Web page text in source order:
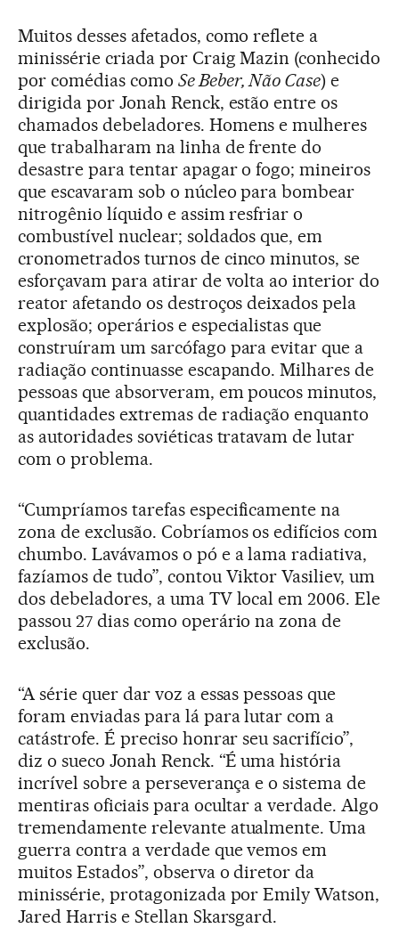
Muitos desses afetados, como reflete a
minissérie criada por Craig Mazin (conhecido
por comédias como Se Beber, Não Case) e
dirigida por Jonah Renck, estão entre os
chamados debeladores. Homens e mulheres
que trabalharam na linha de frente do
desastre para tentar apagar o fogo; mineiros
que escavaram sob o núcleo para bombear
nitrogênio líquido e assim resfriar o
combustível nuclear; soldados que, em
cronometrados turnos de cinco minutos, se
esforçavam para atirar de volta ao interior do
reator afetando os destroços deixados pela
explosão; operários e especialistas que
construíram um sarcófago para evitar que a
radiação continuasse escapando. Milhares de
pessoas que absorveram, em poucos minutos,
quantidades extremas de radiação enquanto
as autoridades soviéticas tratavam de lutar
com o problema.
“Cumpríamos tarefas especificamente na
zona de exclusão. Cobríamos os edifícios com
chumbo. Lavávamos o pó e a lama radiativa,
fazíamos de tudo”, contou Viktor Vasiliev, um
dos debeladores, a uma TV local em 2006. Ele
passou 27 dias como operário na zona de
exclusão.
“A série quer dar voz a essas pessoas que
foram enviadas para lá para lutar com a
catástrofe. É preciso honrar seu sacrifício”,
diz o sueco Jonah Renck. “É uma história
incrível sobre a perseverança e o sistema de
mentiras oficiais para ocultar a verdade. Algo
tremendamente relevante atualmente. Uma
guerra contra a verdade que vemos em
muitos Estados”, observa o diretor da
minissérie, protagonizada por Emily Watson,
Jared Harris e Stellan Skarsgard.